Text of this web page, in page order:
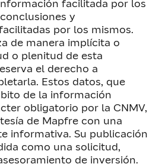
facilitada por los
y
por los mismos.
de manera implícita o
o plenitud de esta
el derecho a
Estos datos, que
de la información
obligatorio por la CNMV,
de Mapfre con una
informativa. Su publicación
como una solicitud,
de inversión.